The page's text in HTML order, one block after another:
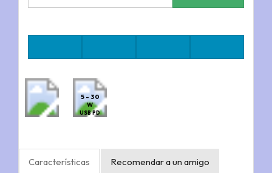
5 - 30
W
USB PD
Características Recomendar a un amigo